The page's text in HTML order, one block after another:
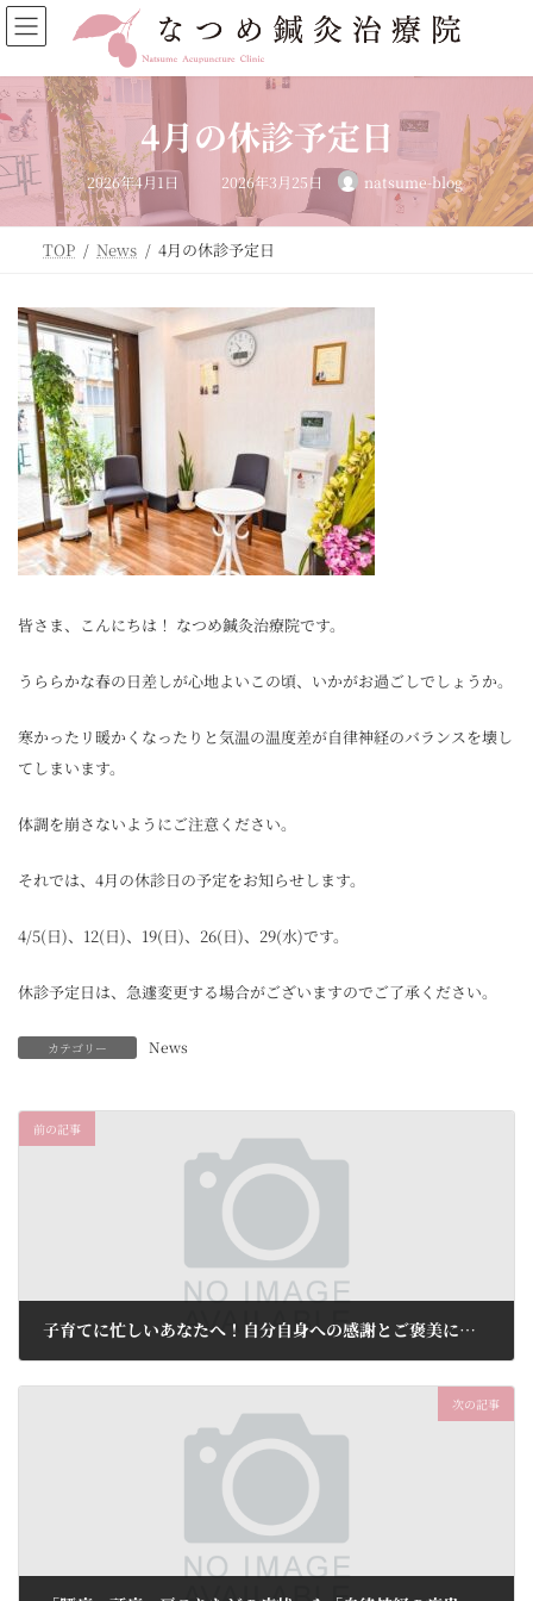
コ
ン
ン
ツ
へ
ス
キ
プ
ナ
ビ
ー
シ
ョ
ン
に
動
4月の休診予定日
2026年4月1日 最
終
新
日
時
:
2026年3月25日 natsume-blog
TOP News 4月の休診予定日
皆さま、こんにちは！ なつめ鍼灸治療院です。
うららかな春の日差しが心地よいこの頃、いかがお過ごしでしょうか。
寒かったリ暖かくなったりと気温の温度差が自律神経のバランスを壊し
てしまいます。
体調を崩さないようにご注意ください。
それでは、4月の休診日の予定をお知らせします。
4/5(日)、12(日)、19(日)、26(日)、29(水)です。
休診予定日は、急遽変更する場合がございますのでご了承ください。
カテゴリー News
前の記事
子育てに忙しいあなたへ！自分自身への感謝とご褒美に、美容鍼灸はいかがでしょうか！美容鍼トライアル5,980円(税込)0代の貴女！美容鍼灸はいかがでしょう！初回限定65%OFF 5,980円(税込)
次の記事